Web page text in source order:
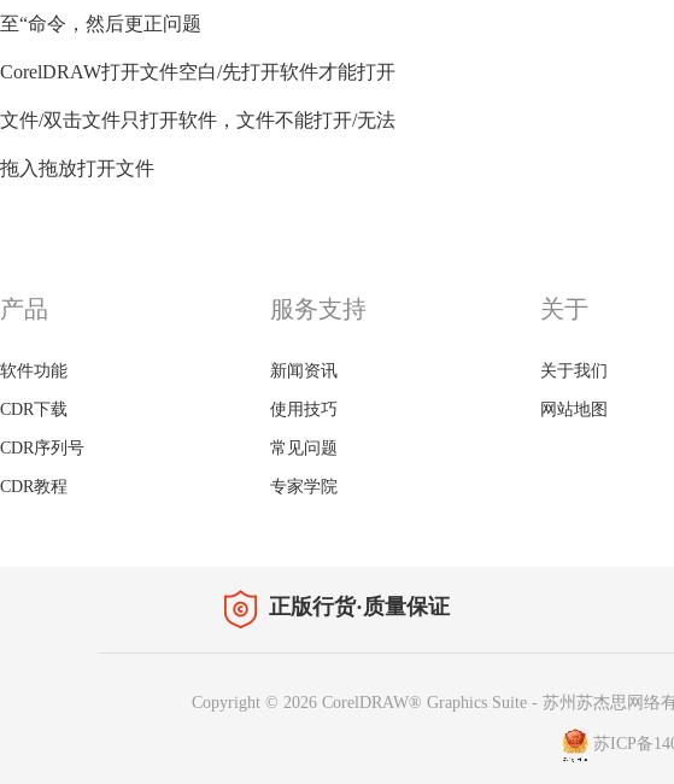
至“命令，然后更正问题
CorelDRAW打开文件空白/先打开软件才能打开
文件/双击文件只打开软件，文件不能打开/无法
拖入拖放打开文件
产品
软件功能
CDR下载
CDR序列号
CDR教程
服务支持
新闻资讯
使用技巧
常见问题
专家学院
关于
关于我们
网站地图
正版行货·质量保证
Copyright © 2026 CorelDRAW® Graphics Suite - 苏州苏杰思网络
苏ICP备